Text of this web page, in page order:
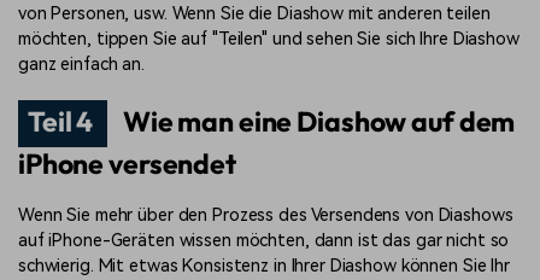
von Personen, usw. Wenn Sie die Diashow mit anderen teilen
möchten, tippen Sie auf "Teilen" und sehen Sie sich Ihre Diashow
ganz einfach an.
Teil 4
Wie man eine Diashow auf dem
iPhone versendet
Wenn Sie mehr über den Prozess des Versendens von Diashows
auf iPhone-Geräten wissen möchten, dann ist das gar nicht so
schwierig. Mit etwas Konsistenz in Ihrer Diashow können Sie Ihr